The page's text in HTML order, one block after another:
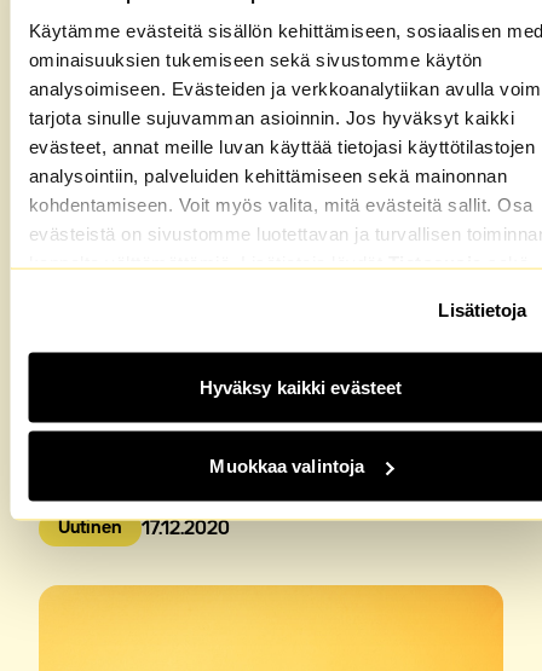
Käytämme evästeitä sisällön kehittämiseen, sosiaalisen
ominaisuuksien tukemiseen sekä sivustomme käytön
analysoimiseen. Evästeiden ja verkkoanalytiikan avulla
tarjota sinulle sujuvamman asioinnin. Jos hyväksyt kaikki
evästeet, annat meille luvan käyttää tietojasi käyttötilastojen
analysointiin, palveluiden kehittämiseen sekä mainonnan
kohdentamiseen. Voit myös valita, mitä evästeitä sallit. Osa
evästeistä on sivustomme luotettavan ja turvallisen
kannalta välttämättömiä. Lisätietoja löydätTietosuojasekä
Lisätietoja
Hyväksy kaikki evästeet
Muokkaa valintoja
Kotien asuntoja
Uutinen
Julkaistu: 20.1.2021
M2-Kodit toivottaa hyvää joulun aikaa
Uutinen
Julkaistu: 17.12.2020